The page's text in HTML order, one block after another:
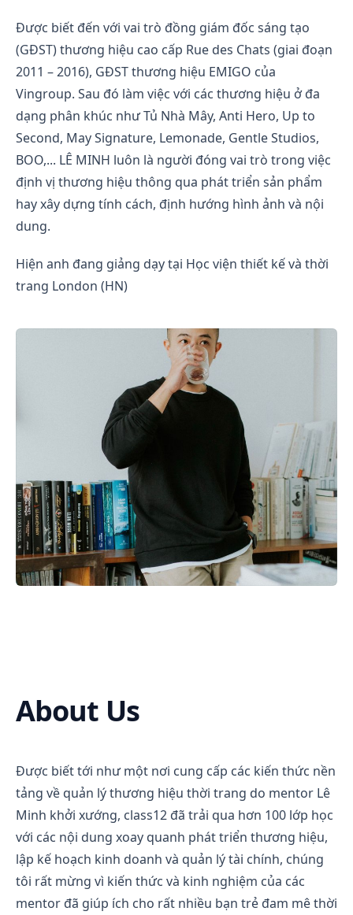
Được biết đến với vai trò đồng giám đốc sáng tạo
(GĐST) thương hiệu cao cấp Rue des Chats (giai đoạn
2011 – 2016), GĐST thương hiệu EMIGO của
Vingroup. Sau đó làm việc với các thương hiệu ở đa
dạng phân khúc như Tủ Nhà Mây, Anti Hero, Up to
Second, May Signature, Lemonade, Gentle Studios,
BOO,... LÊ MINH luôn là người đóng vai trò trong việc
định vị thương hiệu thông qua phát triển sản phẩm
hay xây dựng tính cách, định hướng hình ảnh và nội
dung.
Hiện anh đang giảng dạy tại Học viện thiết kế và thời
trang London (HN)
About Us
Được biết tới như một nơi cung cấp các kiến thức nền
tảng về quản lý thương hiệu thời trang do mentor Lê
Minh khởi xướng, class12 đã trải qua hơn 100 lớp học
với các nội dung xoay quanh phát triển thương hiệu,
lập kế hoạch kinh doanh và quản lý tài chính, chúng
tôi rất mừng vì kiến thức và kinh nghiệm của các
mentor đã giúp ích cho rất nhiều bạn trẻ đam mê thời